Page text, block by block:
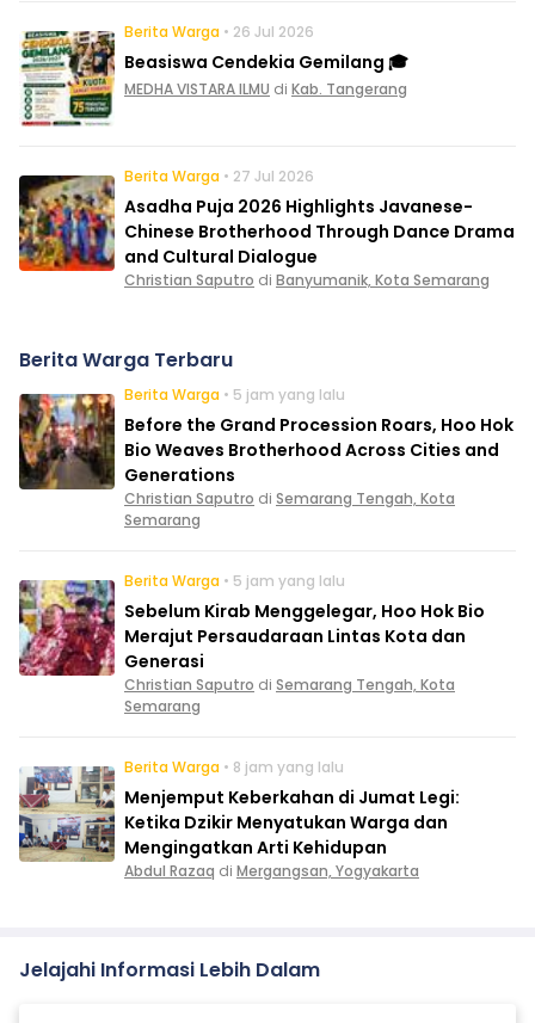
Berita Warga • 26 Jul 2026
Beasiswa Cendekia Gemilang 🎓
MEDHA VISTARA ILMU di Kab. Tangerang
Berita Warga • 27 Jul 2026
Asadha Puja 2026 Highlights Javanese-
Chinese Brotherhood Through Dance Drama
and Cultural Dialogue
Christian Saputro di Banyumanik, Kota Semarang
Berita Warga Terbaru
Berita Warga • 5 jam yang lalu
Before the Grand Procession Roars, Hoo Hok
Bio Weaves Brotherhood Across Cities and
Generations
Christian Saputro di Semarang Tengah, Kota
Semarang
Berita Warga • 5 jam yang lalu
Sebelum Kirab Menggelegar, Hoo Hok Bio
Merajut Persaudaraan Lintas Kota dan
Generasi
Christian Saputro di Semarang Tengah, Kota
Semarang
Berita Warga • 8 jam yang lalu
Menjemput Keberkahan di Jumat Legi:
Ketika Dzikir Menyatukan Warga dan
Mengingatkan Arti Kehidupan
Abdul Razaq di Mergangsan, Yogyakarta
Jelajahi Informasi Lebih Dalam